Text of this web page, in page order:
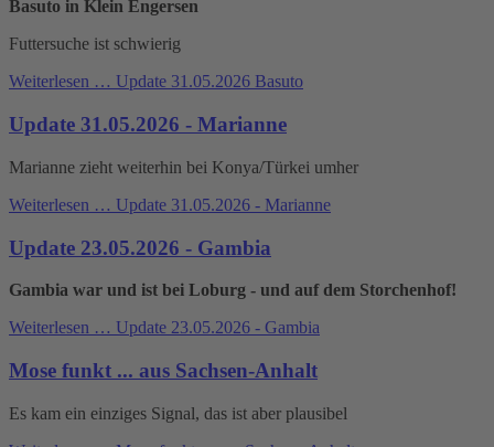
Basuto in Klein Engersen
Futtersuche ist schwierig
Weiterlesen … Update 31.05.2026 Basuto
Update 31.05.2026 - Marianne
Marianne zieht weiterhin bei Konya/Türkei umher
Weiterlesen … Update 31.05.2026 - Marianne
Update 23.05.2026 - Gambia
Gambia war und ist bei Loburg - und auf dem Storchenhof!
Weiterlesen … Update 23.05.2026 - Gambia
Mose funkt ... aus Sachsen-Anhalt
Es kam ein einziges Signal, das ist aber plausibel